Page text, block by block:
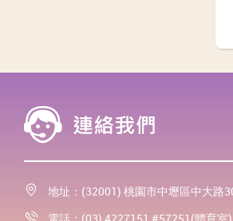
地址：(32001) 桃園市中壢區中大路